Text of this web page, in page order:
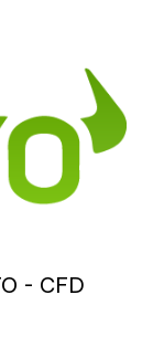
- CFD